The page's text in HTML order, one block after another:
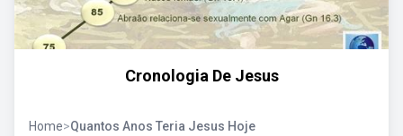
Cronologia De Jesus
Home>Quantos Anos Teria Jesus Hoje